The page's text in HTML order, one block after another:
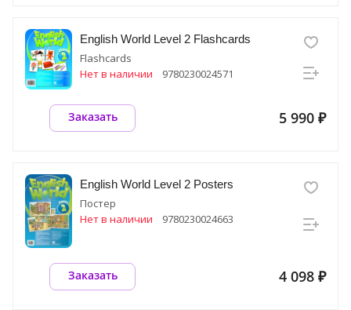
English World Level 2 Flashcards
Flashcards
Нет в наличии
9780230024571
5 990 ₽
Заказать
English World Level 2 Posters
Постер
Нет в наличии
9780230024663
4 098 ₽
Заказать